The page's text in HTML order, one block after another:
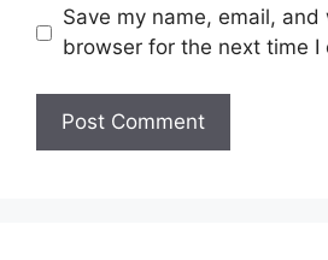
Save my name, email,
browser for the next time I